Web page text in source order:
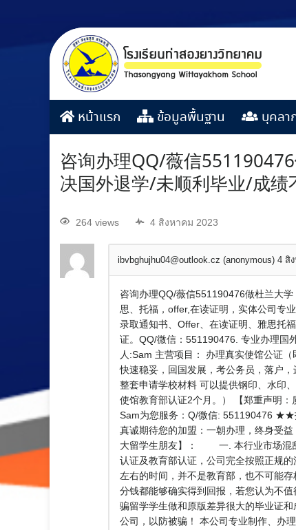
หน้าแรก ข้อมูลพื้นฐาน บุคลา
咨询办理QQ/薇信
决国外退学/未顺利毕业/成
264 views 4 สิงหาคม 2023
ibvbghujhu04@outlook.cz (anonymous) 4 สิ
咨询办理QQ/薇信551190476做杜兰大
思、托福，offer,在读证明，实体公司专
录取通知书、Offer、在读证明、雅思托
证。QQ/微信：551190476. 专业办理国
人:Sam 主营项目： 办理真实使馆公证
快速稳妥，回国发展，考公务员，落户
整套申请学校材料 可以提供钢印、水印
使馆教育部认证2个月。） 【郑重声明
Sam为您服务：Q/微信: 551190476 ★★
真诚期待您的加盟：一朝办理，终身受
大留学生朋友】： 一. 本行业市场混
认证及教育部认证，公司完全按照正规
左右的时间，并不是教育部，也不可能
分钱都能够确实得到回报，若您认为不
骗留学学生做和原版差异很大的毕业证
公司，以防被骗！ 本公司专业制作、办